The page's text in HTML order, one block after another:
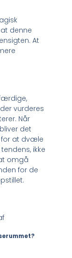
denne
At
vurderes
Når
det
for at dvæle
ikke
omgå
for de